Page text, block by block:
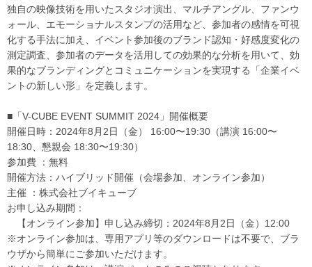
独自の映像技術を用いたスタジオ演出、マルチアングル、ファンウ
ォール、エモーショナルスタンプの活用など、参加者の感情を可視
化する手法に加え、イベント参加後のブランド認知・好感度変化の
測定調査、参加者のデータを活用しての効果的な分析を用いて、効
果的なブランディングとコミュニケーションを実現する「企業イベ
ントの新しい形」を定義します。
■「V-CUBE EVENT SUMMIT 2024」開催概要
開催日時：2024年8月2日（金） 16:00〜19:30（講演 16:00〜
18:30、懇親会 18:30〜19:30）
参加費 ：無料
開催方法：ハイブリッド開催（会場参加、オンライン参加）
主催 ：株式会社ブイキューブ
お申し込み期間：
【オンライン参加】申し込み締切：2024年8月2日（金）12:00
※オンライン参加は、専用アプリ等のダウンロードは不要で、ブラ
ウザから簡単にご参加いただけます。